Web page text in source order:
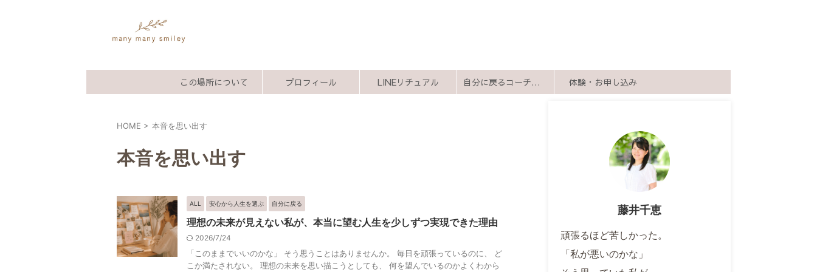
この場所について プロフィール LINEリチュアル 自分に戻るコーチング 体験・お申し込み
HOME > 本音を思い出す
本音を思い出す
ALL 安心から人生を選ぶ 自分に戻る
理想の未来が見えない私が、本当に望む人生を少しずつ実現できた理由
2026/7/24
「このままでいいのかな」 そう思うことはありませんか。 毎日を頑張っているのに、 ど
こか満たされない。 理想の未来を思い描こうとしても、 何を望んでいるのかよくわから
藤井千恵
頑張るほど苦しかった。
「私が悪いのかな」